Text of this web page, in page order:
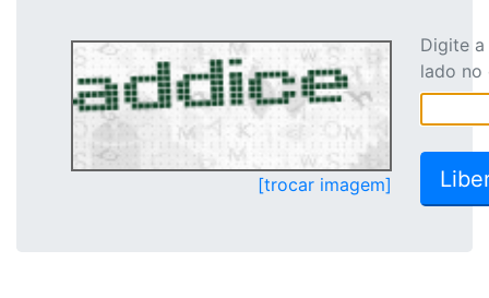
[trocar imagem]
Digite
lado no